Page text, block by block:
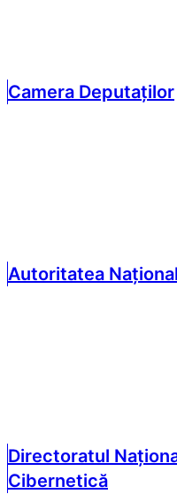
Camera Deputaților
Autoritatea
Directoratul
Cibernetică